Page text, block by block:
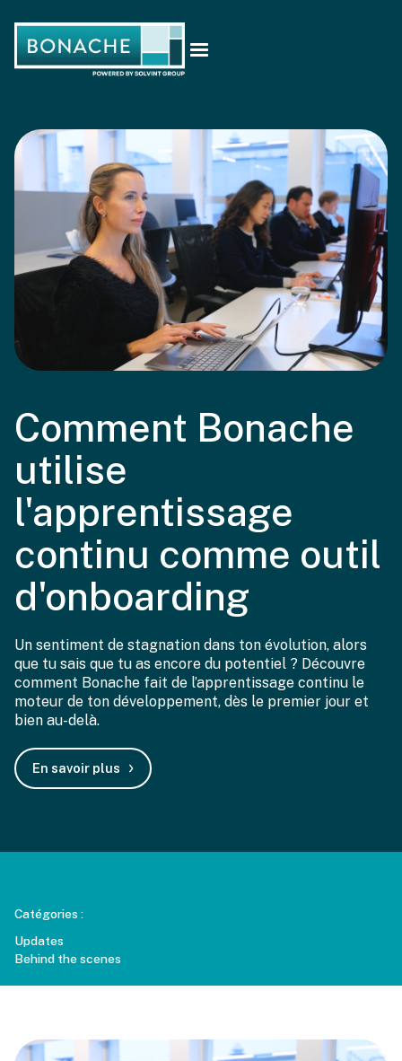
Comment Bonache
utilise
l'apprentissage
continu comme outil
d'onboarding
Un sentiment de stagnation dans ton évolution, alors
que tu sais que tu as encore du potentiel ? Découvre
comment Bonache fait de l’apprentissage continu le
moteur de ton développement, dès le premier jour et
bien au-delà.
En savoir plus
Catégories :
Updates
Behind the scenes